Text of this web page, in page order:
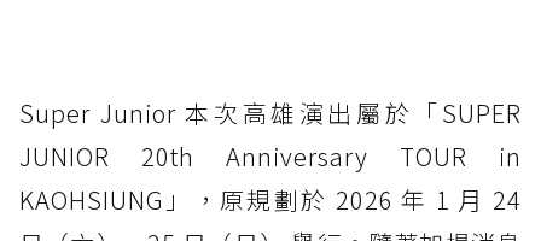
Super Junior 本次高雄演出屬於「SUPER
JUNIOR 20th Anniversary TOUR in
KAOHSIUNG」，原規劃於 2026 年 1 月 24